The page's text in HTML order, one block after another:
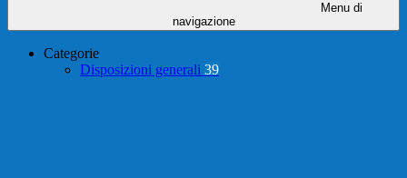
Menu di
navigazione
Categorie
Disposizioni generali 39